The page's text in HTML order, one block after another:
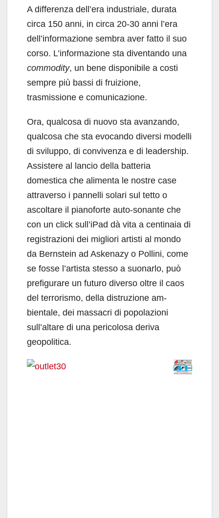
A differenza dell’era industriale, durata
circa 150 anni, in circa 20-30 anni l’era
dell’informa­zione sembra aver fatto il suo
corso. L’informa­zione sta diventando una
commodity, un bene di­sponibile a costi
sempre più bassi di fruizione,
trasmissione e comunicazione.
Ora, qualcosa di nuovo sta avanzando,
qual­cosa che sta evocando diversi modelli
di svilup­po, di convivenza e di leadership.
Assistere al lancio della batteria
domestica che alimenta le nostre case
attraverso i pannelli solari sul tetto o
ascoltare il pianoforte auto-sonante che
con un click sull’iPad dà vita a centinaia di
registrazio­ni dei migliori artisti al mondo
da Bernstein ad Askenazy o Pollini, come
se fosse l’artista stes­so a suonarlo, può
prefigurare un futuro diverso oltre il caos
del terrorismo, della distruzione am­
bientale, dei massacri di popolazioni
sull’altare di una pericolosa deriva
geopolitica.